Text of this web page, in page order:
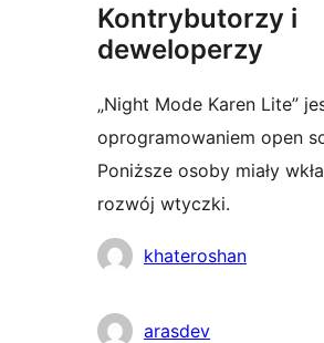
Kontrybutorzy i
deweloperzy
„Night Mode Karen Lite”
oprogramowaniem open
Poniższe osoby miały
rozwój wtyczki.
Zaangażowani
khateroshan
arasdev